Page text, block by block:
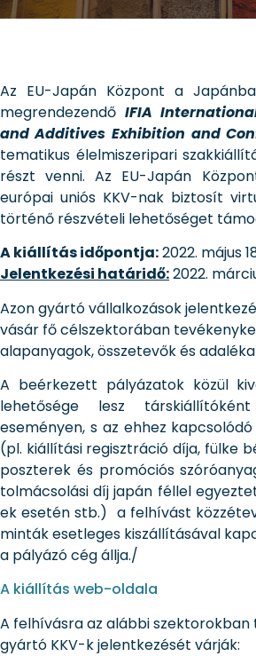
Az EU-Japán Központ a
megrendezendő IFIA
and Additives Exhibition and
tematikus élelmiszeripari
részt venni. Az EU-Japán
európai uniós KKV-nak biztosít
történő részvételi lehetőséget
A kiállítás időpontja:2022. május
Jelentkezési határidő:2022.
Azon gyártó vállalkozások
vásár fő célszektorában
alapanyagok, összetevők és
A beérkezett pályázatok közül
lehetősége lesz
eseményen, s az ehhez
(pl. kiállítási regisztráció díja, fülke
poszterek és promóciós
tolmácsolási díj japán féllel
ek esetén stb.) a felhívást
minták esetleges kiszállításával
a pályázó cég állja./
A kiállítás web-oldala
A felhívásra az alábbi
gyártó KKV-k jelentkezését várják: